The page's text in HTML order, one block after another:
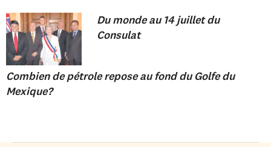
Du monde au 14 juillet du
Consulat
Combien de pétrole repose au fond du Golfe du
Mexique?